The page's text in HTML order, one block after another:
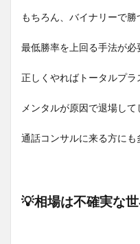
もちろん、バイナリーで勝
最低勝率を上回る手法が
正しくやればトータルプ
メンタルが原因で退場し
通話コンサルに来る方にも
💡相場は不確実な